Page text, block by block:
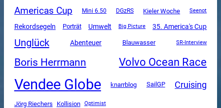
Americas Cup Mini 6.50 DGzRS Kieler Woche Seenot
Rekordsegeln Porträt Umwelt Big Picture 35. America's Cup
Unglück Abenteuer Blauwasser SR-Interview
Boris Herrmann Volvo Ocean Race
Vendee Globe knarrblog SailGP Cruising
Jörg Riechers Kollision Optimist